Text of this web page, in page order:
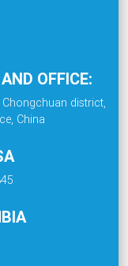
OFFICE:
district,
China